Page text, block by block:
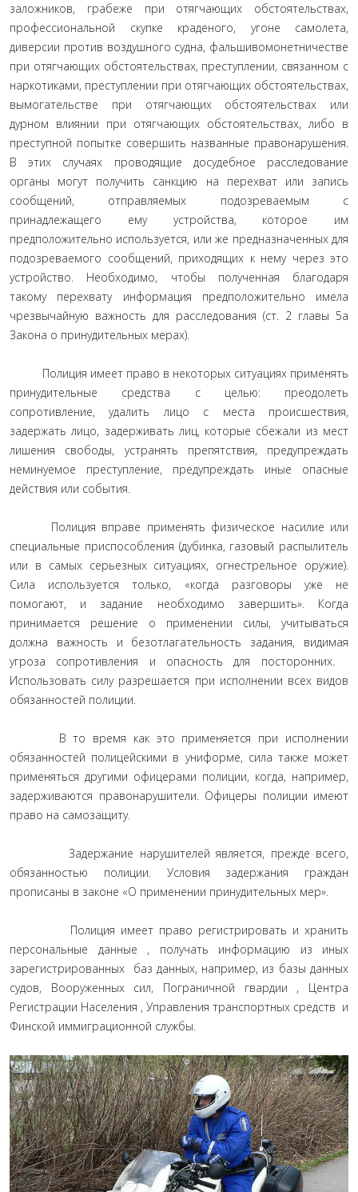
заложников, грабеже при отягчающих обстоятельствах,
профессиональной скупке краденого, угоне самолета,
диверсии против воздушного судна, фальшивомонетничестве
при отягчающих обстоятельствах, преступлении, связанном с
наркотиками, преступлении при отягчающих обстоятельствах,
вымогательстве при отягчающих обстоятельствах или
дурном влиянии при отягчающих обстоятельствах, либо в
преступной попытке совершить названные правонарушения.
В этих случаях проводящие досудебное расследование
органы могут получить санкцию на перехват или запись
сообщений, отправляемых подозреваемым с
принадлежащего ему устройства, которое им
предположительно используется, или же предназначенных для
подозреваемого сообщений, приходящих к нему через это
устройство. Необходимо, чтобы полученная благодаря
такому перехвату информация предположительно имела
чрезвычайную важность для расследования (ст. 2 главы 5а
Закона о принудительных мерах).
Полиция имеет право в некоторых ситуациях применять
принудительные средства с целью: преодолеть
сопротивление, удалить лицо с места происшествия,
задержать лицо, задерживать лиц, которые сбежали из мест
лишения свободы, устранять препятствия, предупреждать
неминуемое преступление, предупреждать иные опасные
действия или события.
Полиция вправе применять физическое насилие или
специальные приспособления (дубинка, газовый распылитель
или в самых серьезных ситуациях, огнестрельное оружие).
Сила используется только, «когда разговоры уже не
помогают, и задание необходимо завершить». Когда
принимается решение о применении силы, учитываться
должна важность и безотлагательность задания, видимая
угроза сопротивления и опасность для посторонних.
Использовать силу разрешается при исполнении всех видов
обязанностей полиции.
В то время как это применяется при исполнении
обязанностей полицейскими в униформе, сила также может
применяться другими офицерами полиции, когда, например,
задерживаются правонарушители. Офицеры полиции имеют
право на самозащиту.
Задержание нарушителей является, прежде всего,
обязанностью полиции. Условия задержания граждан
прописаны в законе «О применении принудительных мер».
Полиция имеет право регистрировать и хранить
персональные данные , получать информацию из иных
зарегистрированных баз данных, например, из базы данных
судов, Вооруженных сил, Пограничной гвардии , Центра
Регистрации Населения , Управления транспортных средств и
Финской иммиграционной службы.